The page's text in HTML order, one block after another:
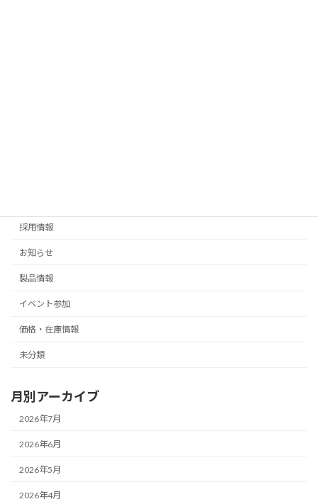
採用情報
お知らせ
製品情報
イベント参加
価格・在庫情報
未分類
月別アーカイブ
2026年7月
2026年6月
2026年5月
2026年4月